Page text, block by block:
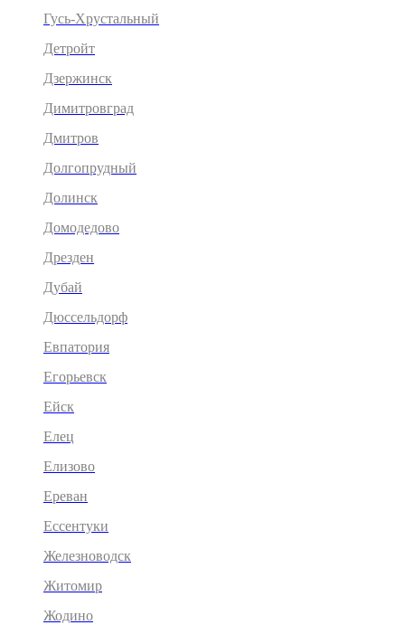
Гусь-Хрустальный
Детройт
Дзержинск
Димитровград
Дмитров
Долгопрудный
Долинск
Домодедово
Дрезден
Дубай
Дюссельдорф
Евпатория
Егорьевск
Ейск
Елец
Елизово
Ереван
Ессентуки
Железноводск
Житомир
Жодино